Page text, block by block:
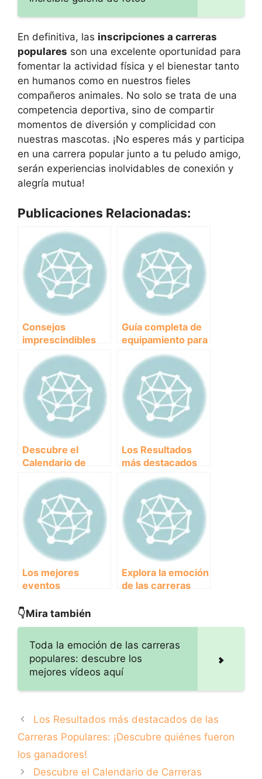
En definitiva, las inscripciones a carreras
populares son una excelente oportunidad para
fomentar la actividad física y el bienestar tanto
en humanos como en nuestros fieles
compañeros animales. No solo se trata de una
competencia deportiva, sino de compartir
momentos de diversión y complicidad con
nuestras mascotas. ¡No esperes más y participa
en una carrera popular junto a tu peludo amigo,
serán experiencias inolvidables de conexión y
alegría mutua!
Publicaciones Relacionadas:
Consejos
imprescindibles
para triunfar en las
carreras
populares de
Canicross
Guía completa de
equipamiento para
carreras
populares de
Canicross:
¡Prepara a tu perro
para la
competencia!
Descubre el
Calendario de
Carreras
Populares:
¡Prepárate para la
Temporada de
Running!
Los Resultados
más destacados
de las Carreras
Populares:
¡Descubre quiénes
fueron los
ganadores!
Los mejores
eventos
Ranking de
Explora la emoción
de las carreras
👇Mira también
Toda la emoción de las carreras
populares: descubre los
mejores vídeos aquí
Los Resultados más destacados de las
Carreras Populares: ¡Descubre quiénes fueron
los ganadores!
Descubre el Calendario de Carreras